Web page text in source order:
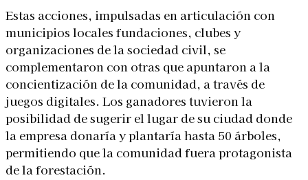
Estas acciones, impulsadas en articulación con
municipios locales fundaciones, clubes y
organizaciones de la sociedad civil, se
complementaron con otras que apuntaron a la
concientización de la comunidad, a través de
juegos digitales. Los ganadores tuvieron la
posibilidad de sugerir el lugar de su ciudad donde
la empresa donaría y plantaría hasta 50 árboles,
permitiendo que la comunidad fuera protagonista
de la forestación.